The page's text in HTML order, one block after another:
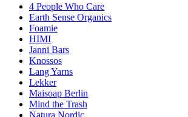
4 People Who Care
Earth Sense Organics
Foamie
HIMI
Janni Bars
Knossos
Lang Yarns
Lekker
Maisoap Berlin
Mind the Trash
Natura Nordic